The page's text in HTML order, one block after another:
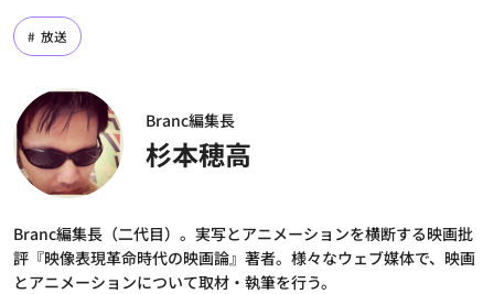
放送
Branc編集長
杉本穂高
Branc編集長（二代目）。実写とアニメーションを横断する映画批
評『映像表現革命時代の映画論』著者。様々なウェブ媒体で、映画
とアニメーションについて取材・執筆を行う。